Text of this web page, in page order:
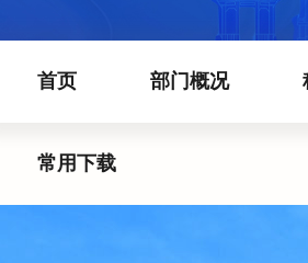
首页 部门概况
常用下载